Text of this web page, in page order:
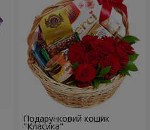
Подарунковий кошик
"Класика"